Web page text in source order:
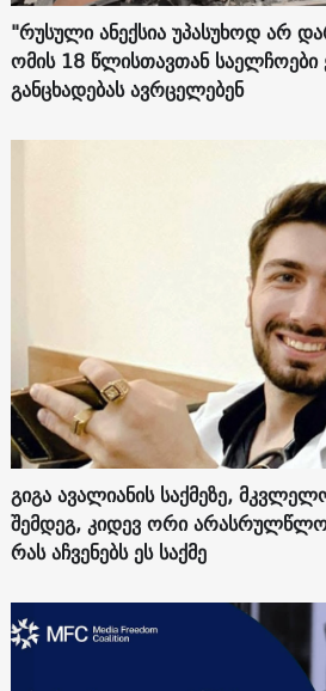
"რუსული ანექსია უპასუხოდ არ
ომის 18 წლისთავთან
განცხადებას ავრცელებენ
გიგა ავალიანის საქმეზე,
შემდეგ, კიდევ ორი
რას აჩვენებს ეს საქმე